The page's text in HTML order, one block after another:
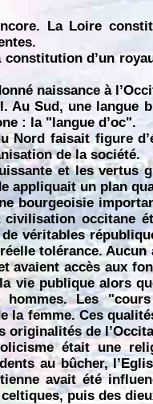
La Loire
d’un
naissance à
Au Sud, une langue
: la "langue d’oc".
Nord faisait figure
de la société.
et les vertus
appliquait un plan
bourgeoisie
occitane
véritables
tolérance.
accès aux
vie publique alors
Les
femme. Ces
originalités de
était une
au bûcher,
avait été
puis des